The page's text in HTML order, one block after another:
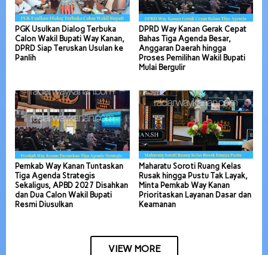
PGK Usulkan Dialog Terbuka
Calon Wakil Bupati Way Kanan,
DPRD Siap Teruskan Usulan ke
Panlih
DPRD Way Kanan Gerak Cepat
Bahas Tiga Agenda Besar,
Anggaran Daerah hingga
Proses Pemilihan Wakil Bupati
Mulai Bergulir
Pemkab Way Kanan Tuntaskan
Tiga Agenda Strategis
Sekaligus, APBD 2027 Disahkan
dan Dua Calon Wakil Bupati
Resmi Diusulkan
Maharatu Soroti Ruang Kelas
Rusak hingga Pustu Tak Layak,
Minta Pemkab Way Kanan
Prioritaskan Layanan Dasar dan
Keamanan
VIEW MORE